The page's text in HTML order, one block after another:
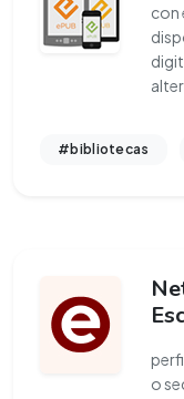
con
#bibliotecas
o